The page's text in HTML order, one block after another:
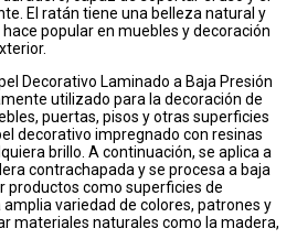
El ratán tiene una belleza natural y
popular en muebles y decoración
Decorativo Laminado a Baja Presión
utilizado para la decoración de
puertas, pisos y otras superficies
decorativo impregnado con resinas
brillo. A continuación, se aplica a
contrachapada y se procesa a baja
productos como superficies de
variedad de colores, patrones y
materiales naturales como la madera,